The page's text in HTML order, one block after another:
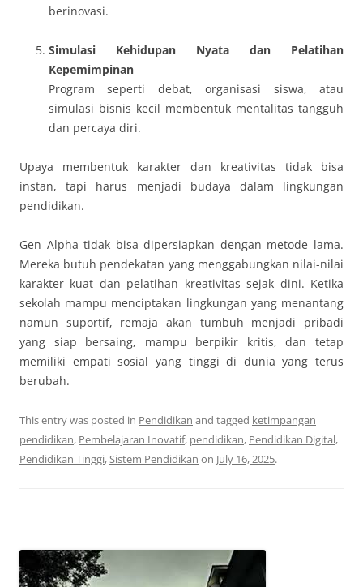
berinovasi.
Simulasi Kehidupan Nyata dan Pelatihan
Kepemimpinan
Program seperti debat, organisasi siswa, atau
simulasi bisnis kecil membentuk mentalitas tangguh
dan percaya diri.
Upaya membentuk karakter dan kreativitas tidak bisa
instan, tapi harus menjadi budaya dalam lingkungan
pendidikan.
Gen Alpha tidak bisa dipersiapkan dengan metode lama.
Mereka butuh pendekatan yang menggabungkan nilai-nilai
karakter kuat dan pelatihan kreativitas sejak dini. Ketika
sekolah mampu menciptakan lingkungan yang menantang
namun suportif, remaja akan tumbuh menjadi pribadi
yang siap bersaing, mampu berpikir kritis, dan tetap
memiliki empati sosial yang tinggi di dunia yang terus
berubah.
This entry was posted in Pendidikan and tagged ketimpangan
pendidikan, Pembelajaran Inovatif, pendidikan, Pendidikan Digital,
Pendidikan Tinggi,Sistem Pendidikan on July 16, 2025.